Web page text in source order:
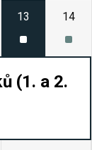
13 14
(1. a 2.